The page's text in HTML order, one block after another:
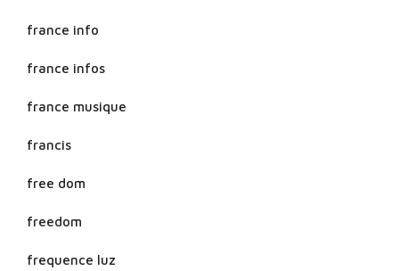
france info
france infos
france musique
francis
free dom
freedom
frequence luz